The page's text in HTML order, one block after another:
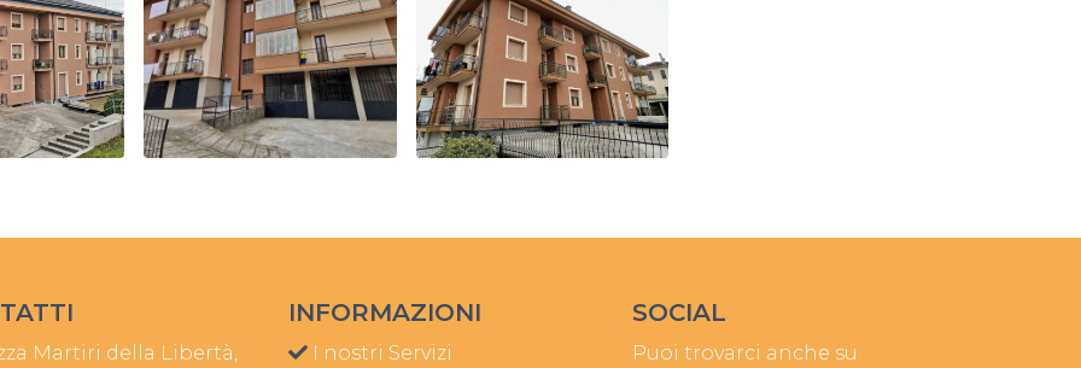
Martiri della Libertà,
INFORMAZIONI
I nostri Servizi
SOCIAL
Puoi trovarci anche su